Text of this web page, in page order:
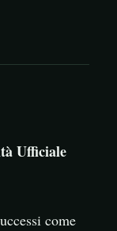
Ufficiale
come